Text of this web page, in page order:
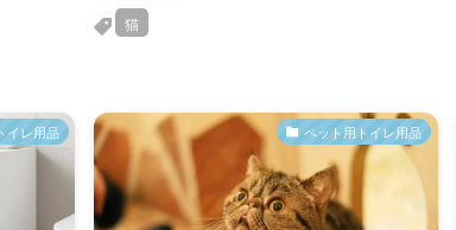
猫
イレ用品 ペット用トイレ用品